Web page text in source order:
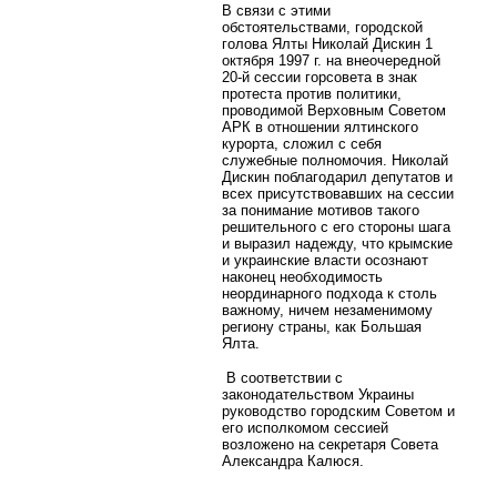
В связи с этими
обстоятельствами, городской
голова Ялты Николай Дискин 1
октября 1997 г. на внеочередной
20-й сессии горсовета в знак
протеста против политики,
проводимой Верховным Советом
АРК в отношении ялтинского
курорта, сложил с себя
служебные полномочия. Николай
Дискин поблагодарил депутатов и
всех присутствовавших на сессии
за понимание мотивов такого
решительного с его стороны шага
и выразил надежду, что крымские
и украинские власти осознают
наконец необходимость
неординарного подхода к столь
важному, ничем незаменимому
региону страны, как Большая
Ялта.
В соответствии с
законодательством Украины
руководство городским Советом и
его исполкомом сессией
возложено на секретаря Совета
Александра Калюся.